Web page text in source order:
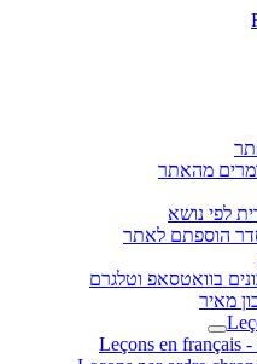
מהאתר
לפי נושא
הוספתם לאתר
בוואטסאפ וטלגרם
מאיר
Leçons en français -